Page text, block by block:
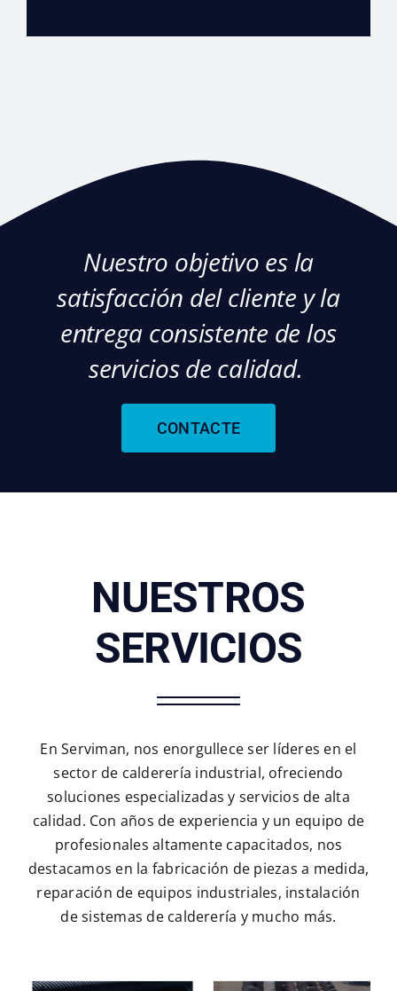
Nuestro objetivo es la
satisfacción del cliente y la
entrega consistente de los
servicios de calidad.
CONTACTE
NUESTROS
SERVICIOS
En Serviman, nos enorgullece ser líderes en el
sector de calderería industrial, ofreciendo
soluciones especializadas y servicios de alta
calidad. Con años de experiencia y un equipo de
profesionales altamente capacitados, nos
destacamos en la fabricación de piezas a medida,
reparación de equipos industriales, instalación
de sistemas de calderería y mucho más.